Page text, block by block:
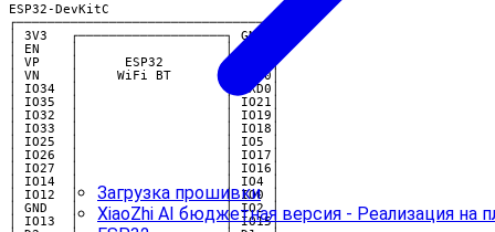
Загрузка прошивки
XiaoZhi AI бюджетная версия - Реализация на
ESP32-DevKitC
┌─────────────────────────────────┐
│ 3V3   ┌───────────────────┐ GND │
│ EN    │                   │ IO23│
│ VP    │      ESP32        │ IO22│
│ VN    │     WiFi BT       │ TXD0│
│ IO34  │                   │ RXD0│
│ IO35  │                   │ IO21│
│ IO32  │                   │ IO19│
│ IO33  │                   │ IO18│
│ IO25  │                   │ IO5 │
│ IO26  │                   │ IO17│
│ IO27  │                   │ IO16│
│ IO14  │                   │ IO4 │
│ IO12  │                   │ IO0 │
│ GND   │                   │ IO2 │
│ IO13  │                   │ IO15│